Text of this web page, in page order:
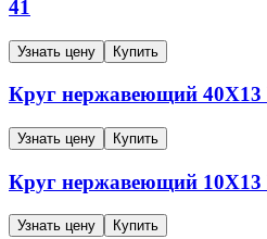
41
Узнать цену Купить
Круг нержавеющий 40Х13
Узнать цену Купить
Круг нержавеющий 10Х13
Узнать цену Купить